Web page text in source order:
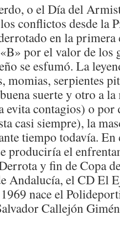
o el Día del
conflictos desde la
en la
por el valor de los
se esfumó. La
momias, serpientes
suerte y otro a
evita contagios) o por
casi siempre), la
tiempo todavía.
produciría el
y fin de Copa
Andalucía, el CD El
nace el
Callejón